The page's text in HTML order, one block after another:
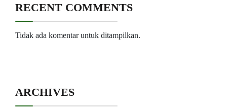
RECENT COMMENTS
Tidak ada komentar untuk ditampilkan.
ARCHIVES